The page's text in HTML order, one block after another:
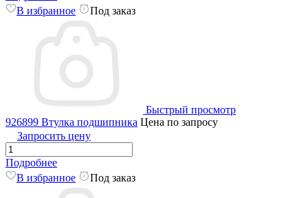
В избранное
Под заказ
Быстрый просмотр
926899 Втулка подшипника Цена по запросу
Запросить цену
Подробнее
В избранное
Под заказ